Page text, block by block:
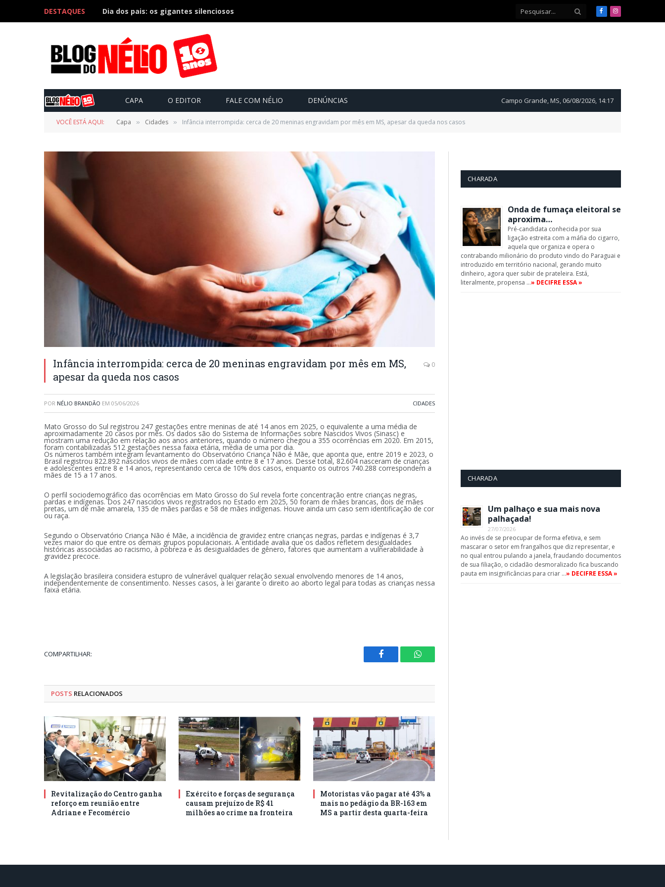
DESTAQUES Dia dos pais: os gigantes silenciosos FacebookInstagram
CAPA O EDITOR FALE COM NÉLIO DENÚNCIAS Campo Grande, MS, 06/08/2026, 14:17
VOCÊ ESTÁ AQUI: Capa » Cidades » Infância interrompida: cerca de 20 meninas engravidam por mês em MS, apesar da queda nos casos
Infância interrompida: cerca de 20 meninas engravidam por mês em MS,
apesar da queda nos casos
0
POR NÉLIO BRANDÃO EM 05/06/2026 CIDADES
Mato Grosso do Sul registrou 247 gestações entre meninas de até 14 anos em 2025, o equivalente a uma média de
aproximadamente 20 casos por mês. Os dados são do Sistema de Informações sobre Nascidos Vivos (Sinasc) e
mostram uma redução em relação aos anos anteriores, quando o número chegou a 355 ocorrências em 2020. Em 2015,
foram contabilizadas 512 gestações nessa faixa etária, média de uma por dia.
Os números também integram levantamento do Observatório Criança Não é Mãe, que aponta que, entre 2019 e 2023, o
Brasil registrou 822.892 nascidos vivos de mães com idade entre 8 e 17 anos. Desse total, 82.604 nasceram de crianças
e adolescentes entre 8 e 14 anos, representando cerca de 10% dos casos, enquanto os outros 740.288 correspondem a
mães de 15 a 17 anos.
O perfil sociodemográfico das ocorrências em Mato Grosso do Sul revela forte concentração entre crianças negras,
pardas e indígenas. Dos 247 nascidos vivos registrados no Estado em 2025, 50 foram de mães brancas, dois de mães
pretas, um de mãe amarela, 135 de mães pardas e 58 de mães indígenas. Houve ainda um caso sem identificação de cor
ou raça.
Segundo o Observatório Criança Não é Mãe, a incidência de gravidez entre crianças negras, pardas e indígenas é 3,7
vezes maior do que entre os demais grupos populacionais. A entidade avalia que os dados refletem desigualdades
históricas associadas ao racismo, à pobreza e às desigualdades de gênero, fatores que aumentam a vulnerabilidade à
gravidez precoce.
A legislação brasileira considera estupro de vulnerável qualquer relação sexual envolvendo menores de 14 anos,
independentemente de consentimento. Nesses casos, a lei garante o direito ao aborto legal para todas as crianças nessa
faixa etária.
COMPARTILHAR:
Facebook WhatsApp
POSTS RELACIONADOS
Revitalização do Centro ganha
reforço em reunião entre
Adriane e Fecomércio
Exército e forças de segurança
causam prejuízo de R$ 41
milhões ao crime na fronteira
Motoristas vão pagar até 43% a
mais no pedágio da BR-163 em
MS a partir desta quarta-feira
CHARADA
Onda de fumaça eleitoral se
aproxima…
Pré-candidata conhecida por sua
ligação estreita com a máfia do cigarro,
aquela que organiza e opera o
contrabando milionário do produto vindo do Paraguai e
introduzido em território nacional, gerando muito
dinheiro, agora quer subir de prateleira. Está,
literalmente, propensa …» DECIFRE ESSA »
CHARADA
Um palhaço e sua mais nova
palhaçada!
27/07/2026
Ao invés de se preocupar de forma efetiva, e sem
mascarar o setor em frangalhos que diz representar, e
no qual entrou pulando a janela, fraudando documentos
de sua filiação, o cidadão desmoralizado fica buscando
pauta em insignificâncias para criar …» DECIFRE ESSA »